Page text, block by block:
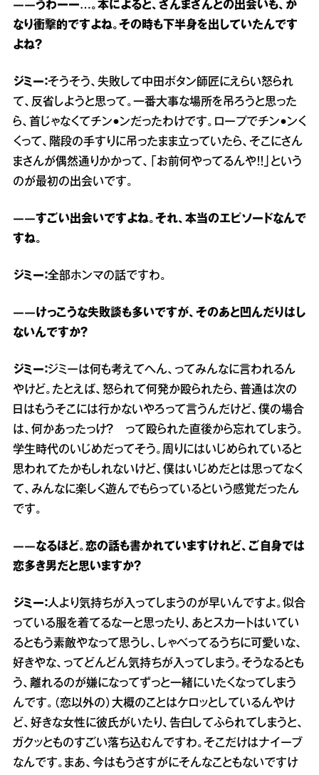
――うわーー…。本によると、さんまさんとの出会いも、か
なり衝撃的ですよね。その時も下半身を出していたんです
よね？
ジミー：そうそう、失敗して中田ボタン師匠にえらい怒られ
て、反省しようと思って。一番大事な場所を吊ろうと思った
ら、首じゃなくてチン●ンだったわけです。ロープでチン●ンく
くって、階段の手すりに吊ったまま立っていたら、そこにさん
まさんが偶然通りかかって、「お前何やってるんや！！」という
のが最初の出会いです。
――すごい出会いですよね。それ、本当のエピソードなんで
すね。
ジミー：全部ホンマの話ですわ。
――けっこうな失敗談も多いですが、そのあと凹んだりはし
ないんですか？
ジミー：ジミーは何も考えてへん、ってみんなに言われるん
やけど。たとえば、怒られて何発か殴られたら、普通は次の
日はもうそこには行かないやろって言うんだけど、僕の場合
は、何かあったっけ？ って殴られた直後から忘れてしまう。
学生時代のいじめだってそう。周りにはいじめられていると
思われてたかもしれないけど、僕はいじめだとは思ってなく
て、みんなに楽しく遊んでもらっているという感覚だったん
です。
――なるほど。恋の話も書かれていますけれど、ご自身では
恋多き男だと思いますか？
ジミー：人より気持ちが入ってしまうのが早いんですよ。似合
っている服を着てるなーと思ったり、あとスカートはいてい
るともう素敵やなって思うし、しゃべってるうちに可愛いな、
好きやな、ってどんどん気持ちが入ってしまう。そうなるとも
う、離れるのが嫌になってずっと一緒にいたくなってしまう
んです。（恋以外の）大概のことはケロッとしているんやけ
ど、好きな女性に彼氏がいたり、告白してふられてしまうと、
ガクッとものすごい落ち込むんですわ。そこだけはナイーブ
なんです。まあ、今はもうさすがにそんなこともないですけ